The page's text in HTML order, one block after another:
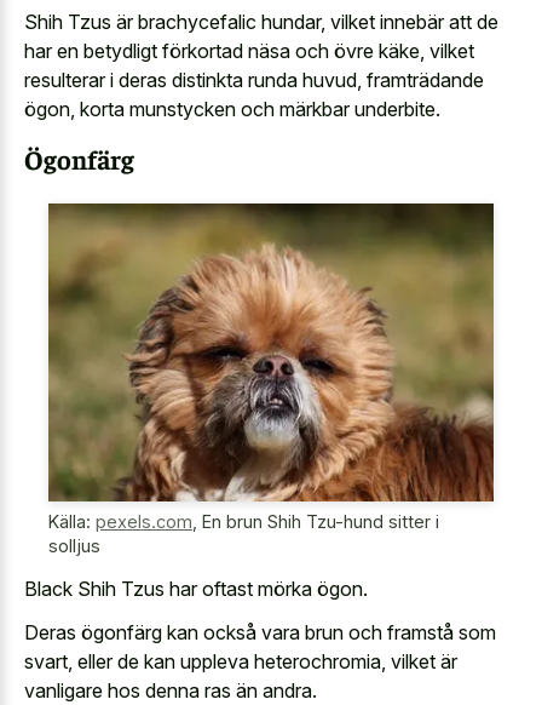
Shih Tzus är brachycefalic hundar, vilket innebär att de
har en betydligt förkortad näsa och övre käke, vilket
resulterar i deras distinkta runda huvud, framträdande
ögon, korta munstycken och märkbar underbite.
Ögonfärg
Källa: pexels.com, En brun Shih Tzu-hund sitter i
solljus
Black Shih Tzus har oftast mörka ögon.
Deras ögonfärg kan också vara brun och framstå som
svart, eller de kan uppleva heterochromia, vilket är
vanligare hos denna ras än andra.